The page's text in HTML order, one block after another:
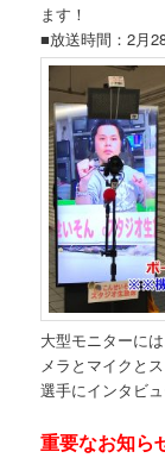
ます！
■放送時間：2月
大型モニターに
メラとマイクと
選手にインタビ
重要なお知ら